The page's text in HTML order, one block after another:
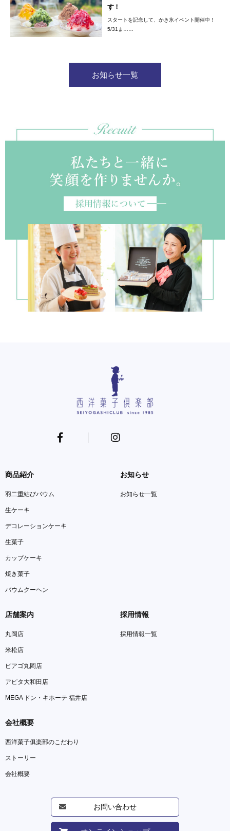
す！
スタートを記念して、かき氷イベント開催中！
5/31ま……
お知らせ一覧
商品紹介
羽二重結びバウム
生ケーキ
デコレーションケーキ
生菓子
カップケーキ
焼き菓子
バウムクーヘン
お知らせ
お知らせ一覧
店舗案内
丸岡店
米松店
ピアゴ丸岡店
アピタ大和田店
MEGA ドン・キホーテ 福井店
採用情報
採用情報一覧
会社概要
西洋菓子俱楽部のこだわり
ストーリー
会社概要
お問い合わせ